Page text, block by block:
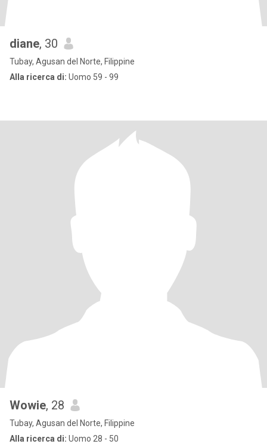
diane, 30
Tubay, Agusan del Norte, Filippine
Alla ricerca di: Uomo 59 - 99
Wowie, 28
Tubay, Agusan del Norte, Filippine
Alla ricerca di: Uomo 28 - 50